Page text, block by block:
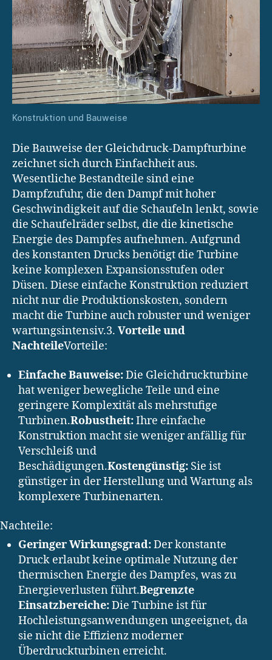
Konstruktion und Bauweise
Die Bauweise der Gleichdruck-Dampfturbine
zeichnet sich durch Einfachheit aus.
Wesentliche Bestandteile sind eine
Dampfzufuhr, die den Dampf mit hoher
Geschwindigkeit auf die Schaufeln lenkt, sowie
die Schaufelräder selbst, die die kinetische
Energie des Dampfes aufnehmen. Aufgrund
des konstanten Drucks benötigt die Turbine
keine komplexen Expansionsstufen oder
Düsen. Diese einfache Konstruktion reduziert
nicht nur die Produktionskosten, sondern
macht die Turbine auch robuster und weniger
wartungsintensiv.3. Vorteile und
NachteileVorteile:
Einfache Bauweise:Die Gleichdruckturbine
hat weniger bewegliche Teile und eine
geringere Komplexität als mehrstufige
Turbinen.Robustheit:Ihre einfache
Konstruktion macht sie weniger anfällig für
Verschleiß und
Beschädigungen.Kostengünstig: Sie ist
günstiger in der Herstellung und Wartung als
komplexere Turbinenarten.
Nachteile:
Geringer Wirkungsgrad:Der konstante
Druck erlaubt keine optimale Nutzung der
thermischen Energie des Dampfes, was zu
Energieverlusten führt.Begrenzte
Einsatzbereiche:Die Turbine ist für
Hochleistungsanwendungen ungeeignet, da
sie nicht die Effizienz moderner
Überdruckturbinen erreicht.